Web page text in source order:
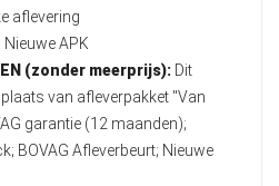
aflevering
Nieuwe APK
(zonder meerprijs): Dit
van afleverpakket "Van
garantie (12 maanden);
BOVAG Afleverbeurt; Nieuwe